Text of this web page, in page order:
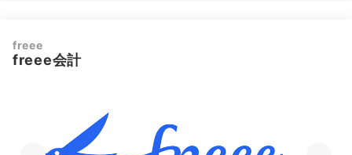
freee
freee会計